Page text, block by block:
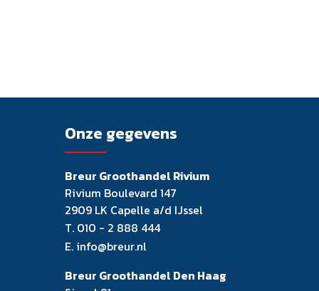
Onze gegevens
Breur Groothandel Rivium
Rivium Boulevard 147
2909 LK Capelle a/d IJssel
T. 010 - 2 888 444
E. info@breur.nl
Breur Groothandel Den Haag